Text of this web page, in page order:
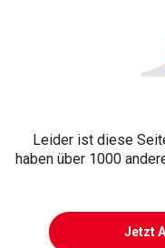
Leider ist diese
haben über 1000
Jetzt